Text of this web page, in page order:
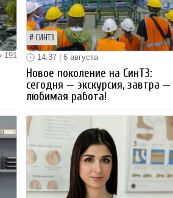
191
СИНТЗ
14:37 | 6 августа
Новое поколение на СинТЗ:
сегодня — экскурсия, завтра —
любимая работа!